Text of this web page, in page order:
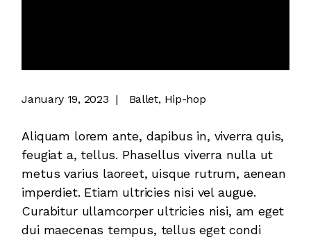
January 19, 2023 Ballet Hip-hop
Aliquam lorem ante, dapibus in, viverra quis,
feugiat a, tellus. Phasellus viverra nulla ut
metus varius laoreet, uisque rutrum, aenean
imperdiet. Etiam ultricies nisi vel augue.
Curabitur ullamcorper ultricies nisi, am eget
dui maecenas tempus, tellus eget condi